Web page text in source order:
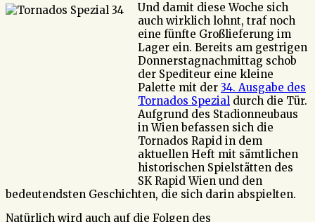
Und damit diese Woche sich
auch wirklich lohnt, traf noch
eine fünfte Großlieferung im
Lager ein. Bereits am gestrigen
Donnerstagnachmittag schob
der Spediteur eine kleine
Palette mit der 34. Ausgabe des
Tornados Spezial durch die Tür.
Aufgrund des Stadionneubaus
in Wien befassen sich die
Tornados Rapid in dem
aktuellen Heft mit sämtlichen
historischen Spielstätten des
SK Rapid Wien und den
bedeutendsten Geschichten, die sich darin abspielten.
Natürlich wird auch auf die Folgen des